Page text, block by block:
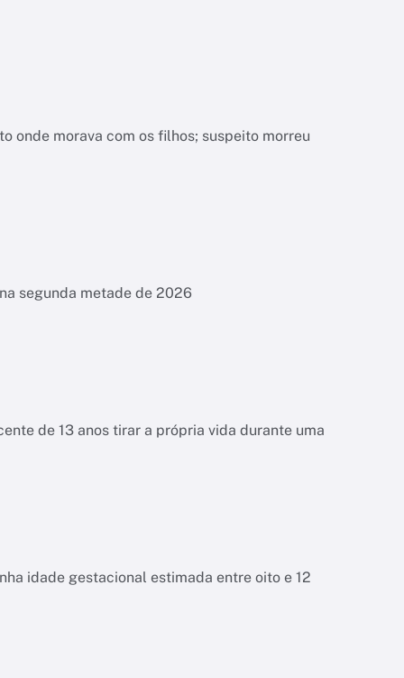
onde morava com os filhos; suspeito morreu
segunda metade de 2026
de 13 anos tirar a própria vida durante uma
idade gestacional estimada entre oito e 12